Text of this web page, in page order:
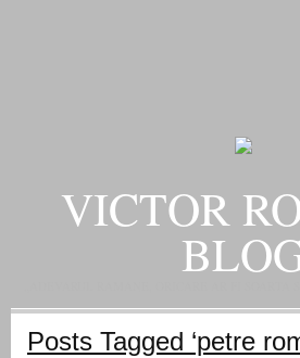
VICTOR
Posts Tagged ‘petre